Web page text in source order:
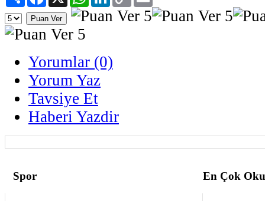
Yorumlar (0)
Yorum Yaz
Tavsiye Et
Haberi Yazdir
Spor En Çok